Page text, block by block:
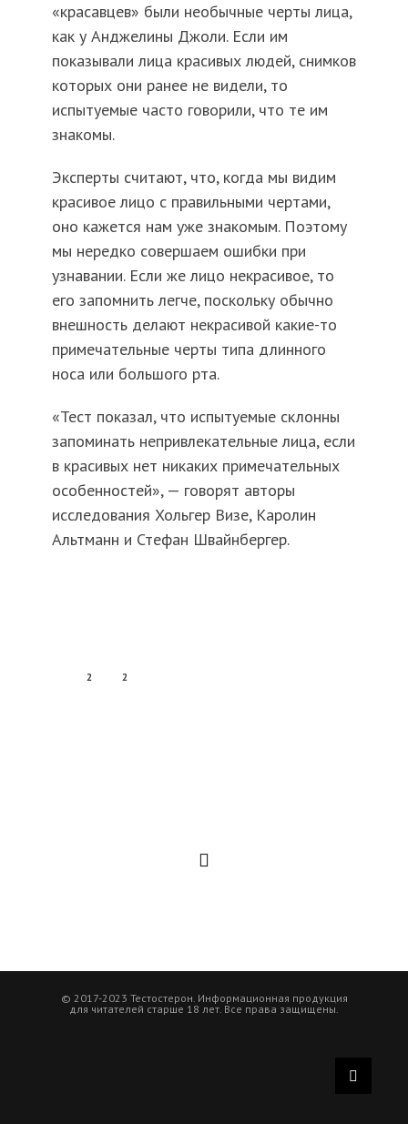
«красавцев» были необычные черты лица,
как у Анджелины Джоли. Если им
показывали лица красивых людей, снимков
которых они ранее не видели, то
испытуемые часто говорили, что те им
знакомы.
Эксперты считают, что, когда мы видим
красивое лицо с правильными чертами,
оно кажется нам уже знакомым. Поэтому
мы нередко совершаем ошибки при
узнавании. Если же лицо некрасивое, то
его запомнить легче, поскольку обычно
внешность делают некрасивой какие-то
примечательные черты типа длинного
носа или большого рта.
«Тест показал, что испытуемые склонны
запоминать непривлекательные лица, если
в красивых нет никаких примечательных
особенностей», — говорят авторы
исследования Хольгер Визе, Каролин
Альтманн и Стефан Швайнбергер.
2 2
© 2017-2023 Тестостерон. Информационная продукция
для читателей старше 18 лет. Все права защищены.